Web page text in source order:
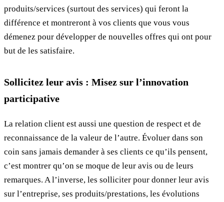
produits/services (surtout des services) qui feront la
différence et montreront à vos clients que vous vous
démenez pour développer de nouvelles offres qui ont pour
but de les satisfaire.
Sollicitez leur avis : Misez sur l’innovation
participative
La relation client est aussi une question de respect et de
reconnaissance de la valeur de l’autre. Évoluer dans son
coin sans jamais demander à ses clients ce qu’ils pensent,
c’est montrer qu’on se moque de leur avis ou de leurs
remarques. A l’inverse, les solliciter pour donner leur avis
sur l’entreprise, ses produits/prestations, les évolutions